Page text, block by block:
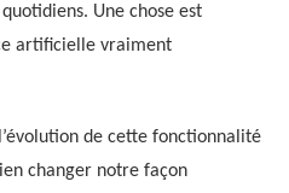
Une chose est
artificielle vraiment
de cette fonctionnalité
changer notre façon